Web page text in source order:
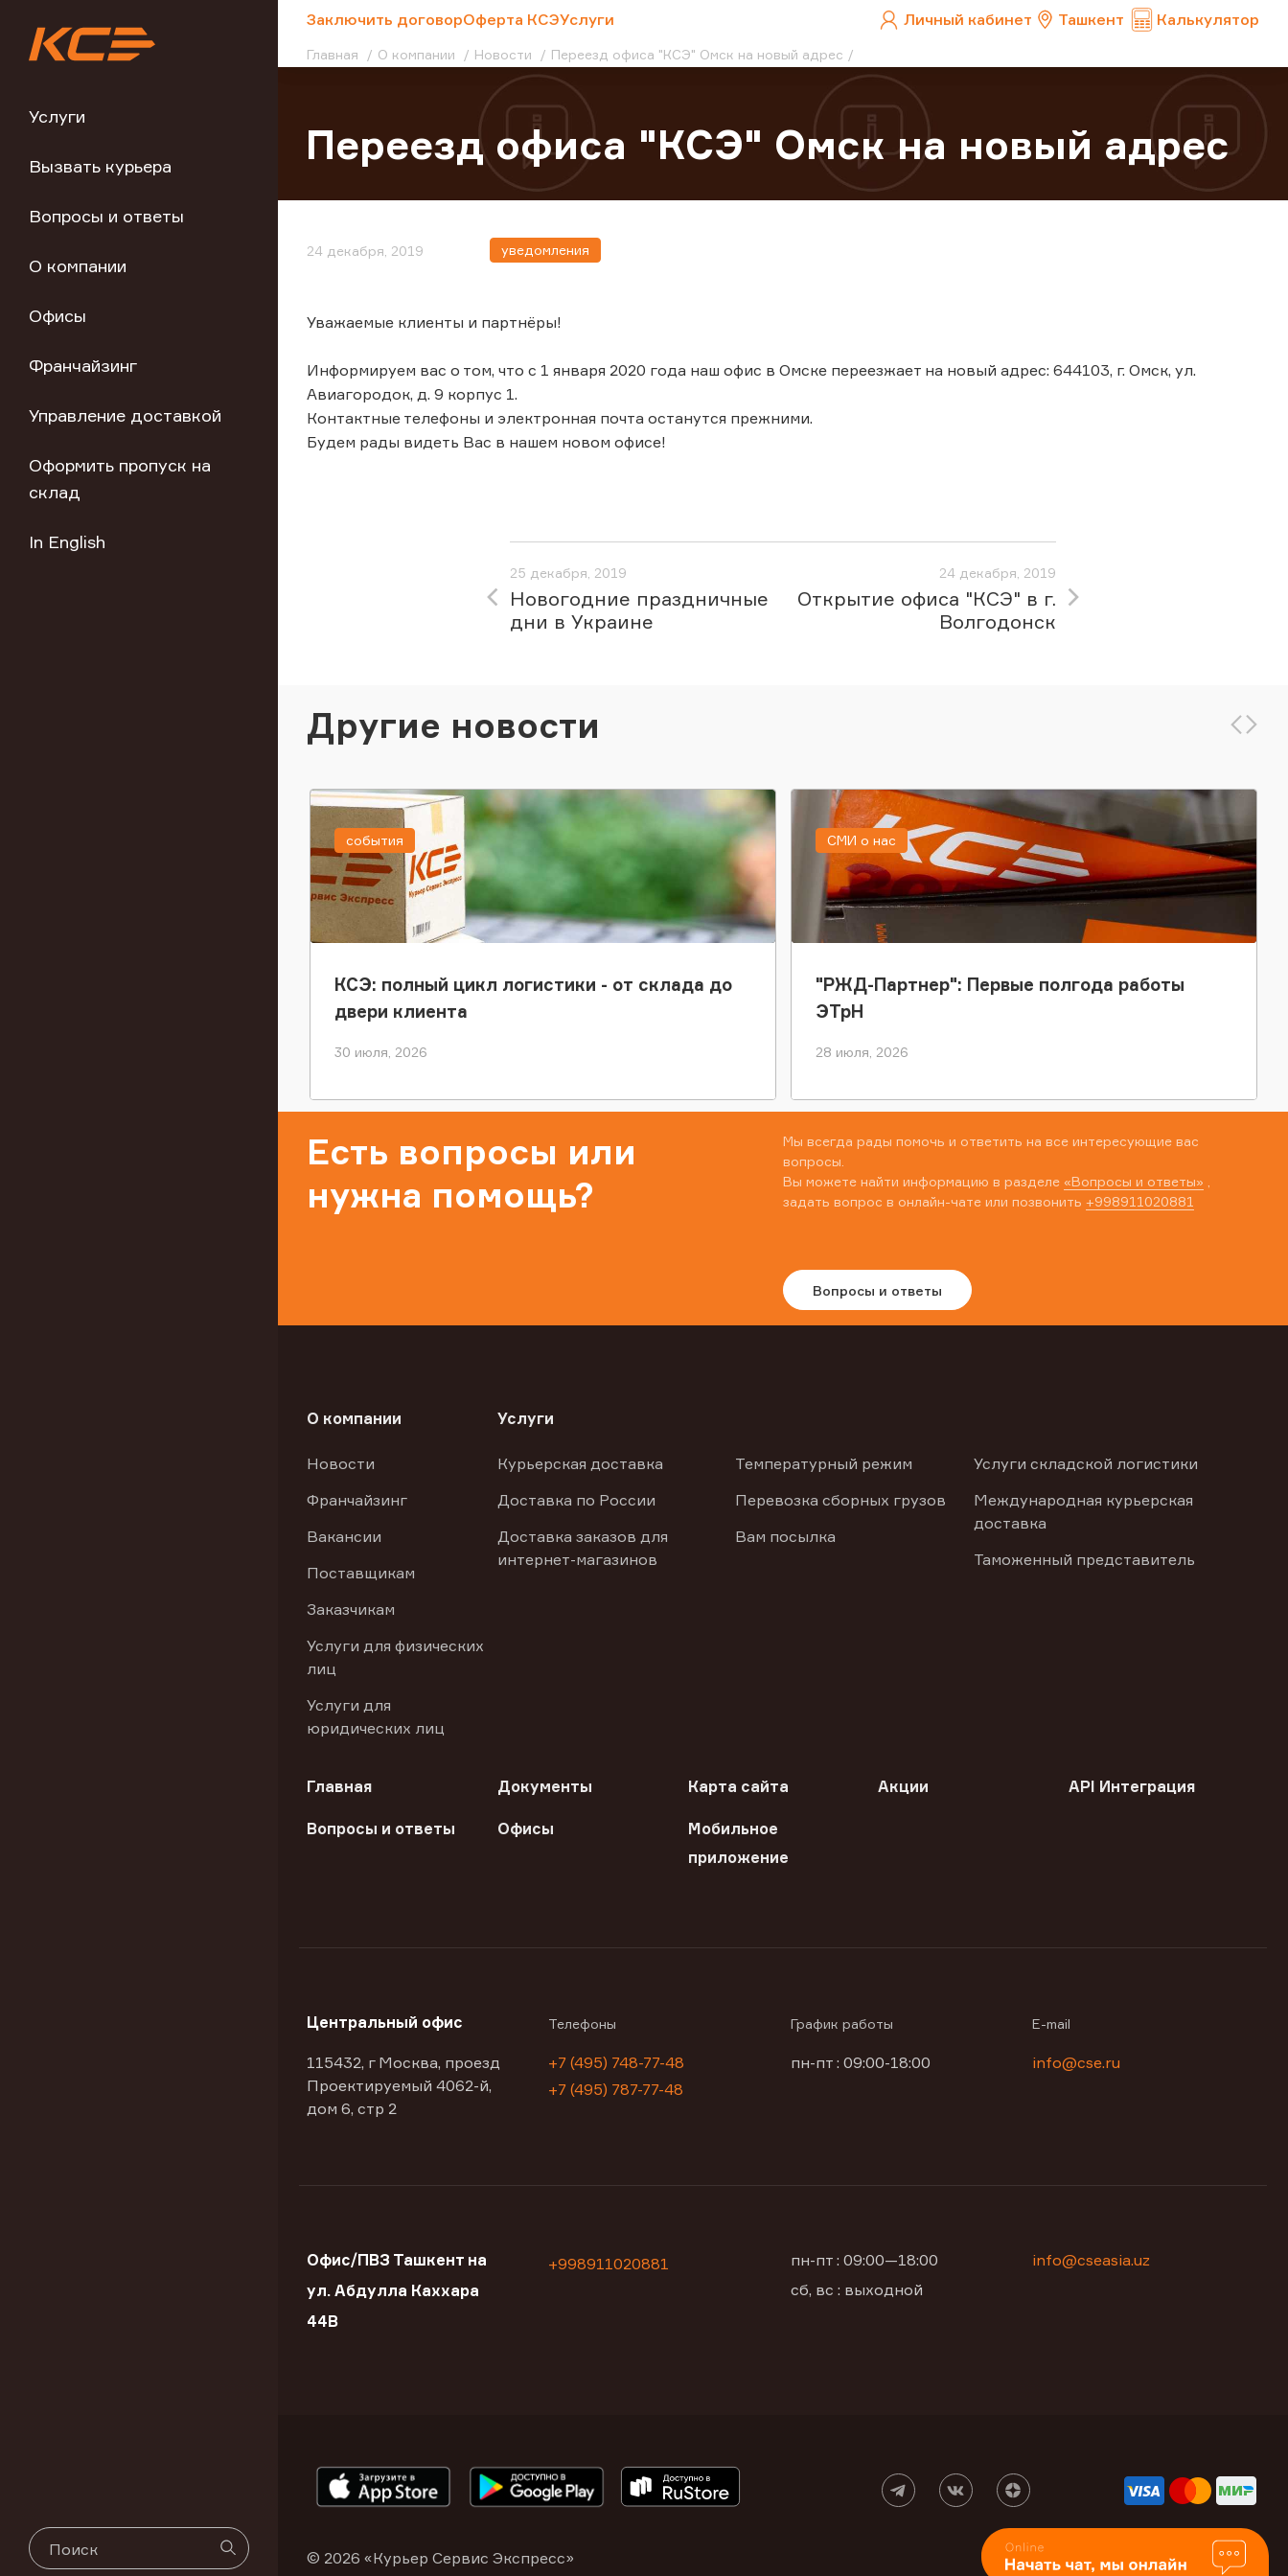
Услуги
Вызвать курьера
Вопросы и ответы
О компании
Офисы
Франчайзинг
Управление доставкой
Оформить пропуск на
склад
In English
Заключить договорОферта КСЭУслуги Личный кабинет Ташкент Калькулятор
Главная О компании Новости Переезд офиса "КСЭ" Омск на новый адрес
Переезд офиса "КСЭ" Омск на новый адрес
24 декабря, 2019 уведомления
Уважаемые клиенты и партнёры!
Информируем вас о том, что с 1 января 2020 года наш офис в Омске переезжает на новый адрес: 644103, г. Омск, ул.
Авиагородок, д. 9 корпус 1.
Контактные телефоны и электронная почта останутся прежними.
Будем рады видеть Вас в нашем новом офисе!
25 декабря, 2019
Новогодние праздничные
дни в Украине
24 декабря, 2019
Открытие офиса "КСЭ" в г.
Волгодонск
Другие новости
КСЭ: полный цикл логистики - от склада до
двери клиента
30 июля, 2026
события
"РЖД-Партнер": Первые полгода работы
ЭТрН
28 июля, 2026
СМИ о нас
Есть вопросы или
нужна помощь?
Мы всегда рады помочь и ответить на все интересующие вас
вопросы.
Вы можете найти информацию в разделе «Вопросы и ответы»
задать вопрос в онлайн-чате или позвонить +998911020881
Вопросы и ответы
О компании
Новости
Франчайзинг
Вакансии
Поставщикам
Заказчикам
Услуги для физических
лиц
Услуги для
юридических лиц
Услуги
Курьерская доставка
Доставка по России
Доставка заказов для
интернет-магазинов
Температурный режим
Перевозка сборных грузов
Вам посылка
Услуги складской логистики
Международная курьерская
доставка
Таможенный представитель
Главная Документы Карта сайта Акции API Интеграция
Вопросы и ответы Офисы
Мобильное
приложение
Центральный офис
115432, г Москва, проезд
Проектируемый 4062-й,
дом 6, стр 2
Телефоны
+7 (495) 748-77-48
+7 (495) 787-77-48
График работы
пн-пт : 09:00-18:00
E-mail
info@cse.ru
Офис/ПВЗ Ташкент на
ул. Абдулла Каххара
44В
+998911020881
пн-пт : 09:00—18:00
сб, вс : выходной
info@cseasia.uz
© 2026 «Курьер Сервис Экспресс»